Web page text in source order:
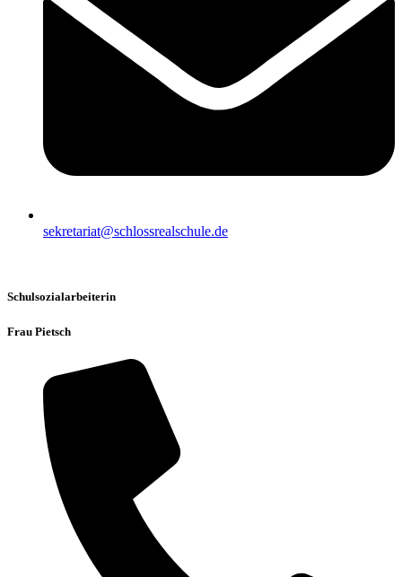
sekretariat@schlossrealschule.de
Schulsozialarbeiterin
Frau Pietsch